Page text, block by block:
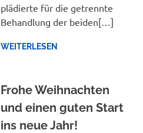
plädierte für die getrennte
Behandlung der beiden[…]
WEITERLESEN
Frohe Weihnachten
und einen guten Start
ins neue Jahr!